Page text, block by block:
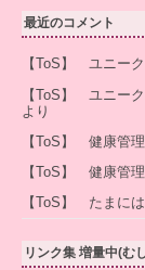
最近のコメント
【ToS】 ユニー
【ToS】 ユニー
より
【ToS】 健康管
【ToS】 健康管
【ToS】 たまに
リンク集 増量中(む